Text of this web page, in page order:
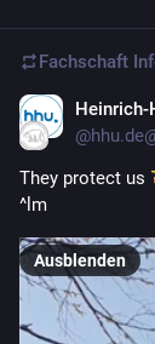
Fachschaft
Heinrich-
@
They protect us
^lm
Ausblenden